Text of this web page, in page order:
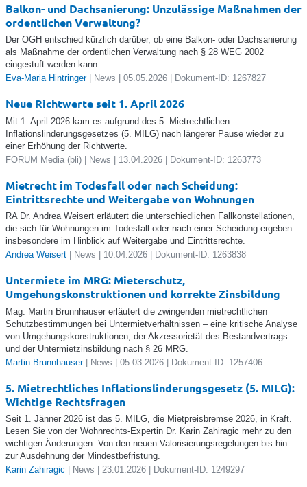
Balkon- und Dachsanierung: Unzulässige Maßnahmen der
ordentlichen Verwaltung?
Der OGH entschied kürzlich darüber, ob eine Balkon- oder Dachsanierung
als Maßnahme der ordentlichen Verwaltung nach § 28 WEG 2002
eingestuft werden kann.
Eva-Maria Hintringer| News | 05.05.2026 | Dokument-ID: 1267827
Neue Richtwerte seit 1. April 2026
Mit 1. April 2026 kam es aufgrund des 5. Mietrechtlichen
Inflationslinderungsgesetzes (5. MILG) nach längerer Pause wieder zu
einer Erhöhung der Richtwerte.
FORUM Media (bli) | News | 13.04.2026 | Dokument-ID: 1263773
Mietrecht im Todesfall oder nach Scheidung:
Eintrittsrechte und Weitergabe von Wohnungen
RA Dr. Andrea Weisert erläutert die unterschiedlichen Fallkonstellationen,
die sich für Wohnungen im Todesfall oder nach einer Scheidung ergeben –
insbesondere im Hinblick auf Weitergabe und Eintrittsrechte.
Andrea Weisert| News | 10.04.2026 | Dokument-ID: 1263838
Untermiete im MRG: Mieterschutz,
Umgehungskonstruktionen und korrekte Zinsbildung
Mag. Martin Brunnhauser erläutert die zwingenden mietrechtlichen
Schutzbestimmungen bei Untermietverhältnissen – eine kritische Analyse
von Umgehungskonstruktionen, der Akzessorietät des Bestandvertrags
und der Untermietzinsbildung nach § 26 MRG.
Martin Brunnhauser| News | 05.03.2026 | Dokument-ID: 1257406
5. Mietrechtliches Inflationslinderungsgesetz (5. MILG):
Wichtige Rechtsfragen
Seit 1. Jänner 2026 ist das 5. MILG, die Mietpreisbremse 2026, in Kraft.
Lesen Sie von der Wohnrechts-Expertin Dr. Karin Zahiragic mehr zu den
wichtigen Änderungen: Von den neuen Valorisierungsregelungen bis hin
zur Ausdehnung der Mindestbefristung.
Karin Zahiragic | News | 23.01.2026 | Dokument-ID: 1249297